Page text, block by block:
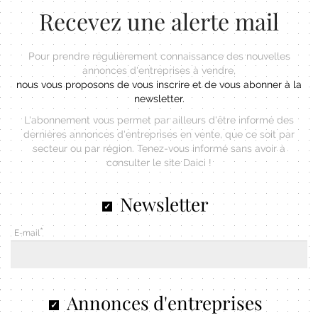
Recevez une alerte mail
Pour prendre régulièrement connaissance des nouvelles
annonces d'entreprises à vendre,
nous vous proposons de vous inscrire et de vous abonner à la
newsletter.
L'abonnement vous permet par ailleurs d'être informé des
dernières annonces d'entreprises en vente, que ce soit par
secteur ou par région. Tenez-vous informé sans avoir à
consulter le site Daici !
Newsletter
E-mail
Annonces d'entreprises